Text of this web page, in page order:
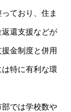
ており、住ま
還支援などが
金制度と併用
特に有利な環
では学校数や